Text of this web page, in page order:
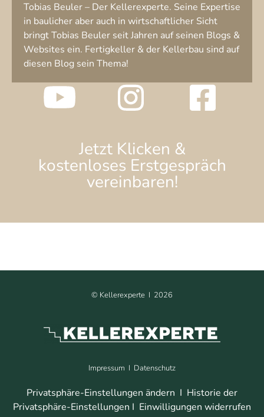
Tobias Beuler – Der Kellerexperte. Seine Expertise
in baulicher aber auch in wirtschaftlicher Sicht
bringt Tobias Beuler seit Jahren auf seinen Blogs &
Websites ein. Fertigkeller & der Kellerbau sind auf
diesen Blog sein Thema!
Jetzt Klicken &
kostenloses Erstgespräch
vereinbaren!
© Kellerexperte I 2026
Impressum I Datenschutz
Privatsphäre-Einstellungen ändern I Historie der
Privatsphäre-Einstellungen I Einwilligungen widerrufen